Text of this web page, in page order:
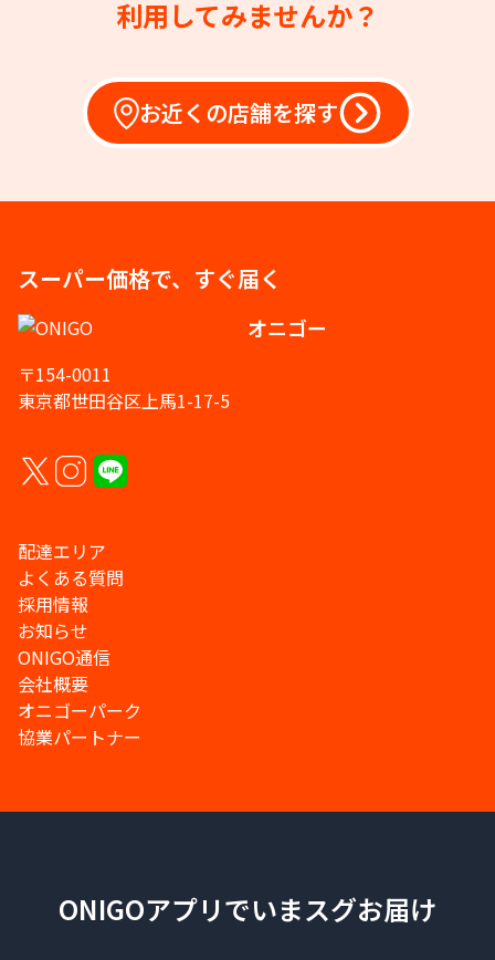
利用してみませんか？
お近くの店舗を探す
スーパー価格で、すぐ届く
オニゴー
〒154-0011
東京都世田谷区上馬1-17-5
配達エリア
よくある質問
採用情報
お知らせ
ONIGO通信
会社概要
オニゴーパーク
協業パートナー
ONIGOアプリでいまスグお届け